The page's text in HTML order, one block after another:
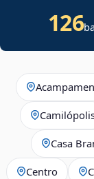
126
Casa
Centro